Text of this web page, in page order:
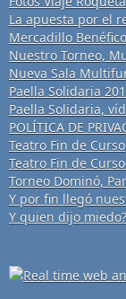
La apuesta por el
Mercadillo Benéfico
Nuestro Torneo,
Nueva Sala
Paella Solidaria
Paella Solidaria,
POLÍTICA DE
Teatro Fin de Curso
Teatro Fin de
Torneo Dominó,
Y por fin llegó
Y quien dijo